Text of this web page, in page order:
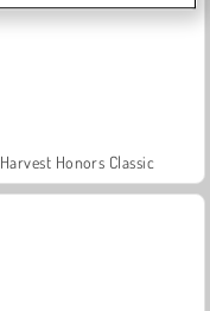
Harvest Honors Classic